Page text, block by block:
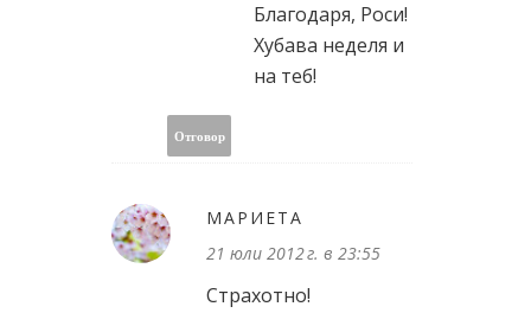
Благодаря, Роси!
Хубава неделя и
на теб!
Отговор
МАРИЕТА
21 юли 2012 г. в 23:55
Страхотно!